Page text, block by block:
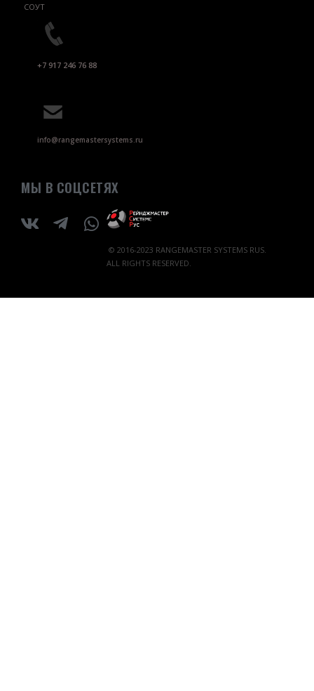
СОУТ
+7 917 246 76 88
info@rangemastersystems.ru
МЫ В СОЦСЕТЯХ
© 2016-2023 RANGEMASTER SYSTEMS RUS.
ALL RIGHTS RESERVED.